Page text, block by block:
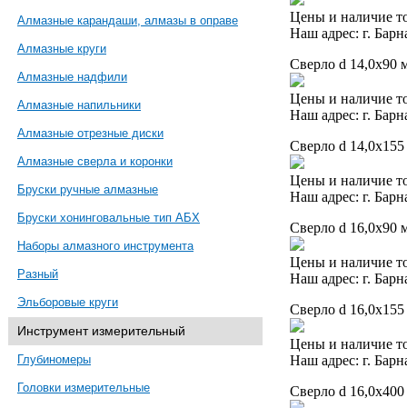
Алмазные карандаши, алмазы в оправе
Алмазные круги
Алмазные надфили
Алмазные напильники
Алмазные отрезные диски
Алмазные сверла и коронки
Бруски ручные алмазные
Бруски хонинговальные тип АБХ
Наборы алмазного инструмента
Разный
Эльборовые круги
Инструмент измерительный
Глубиномеры
Головки измерительные
Цены и наличие
Наш адрес: г.
Сверло d 14,0х90
Цены и наличие
Наш адрес: г.
Сверло d 14,0х155
Цены и наличие
Наш адрес: г.
Сверло d 16,0х90
Цены и наличие
Наш адрес: г.
Сверло d 16,0х155
Цены и наличие
Наш адрес: г.
Сверло d